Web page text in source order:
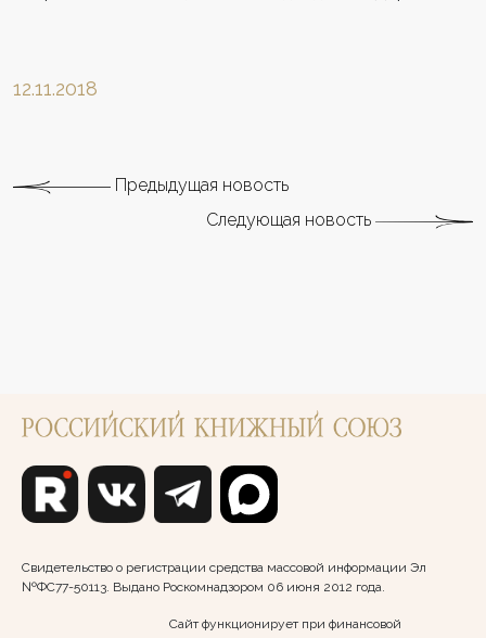
12.11.2018
Предыдущая новость
Следующая новость
Свидетельство о регистрации средства массовой информации Эл
№ФС77-50113. Выдано Роскомнадзором 06 июня 2012 года.
Сайт функционирует при финансовой